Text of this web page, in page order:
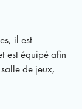
il est
est équipé afin
de jeux,